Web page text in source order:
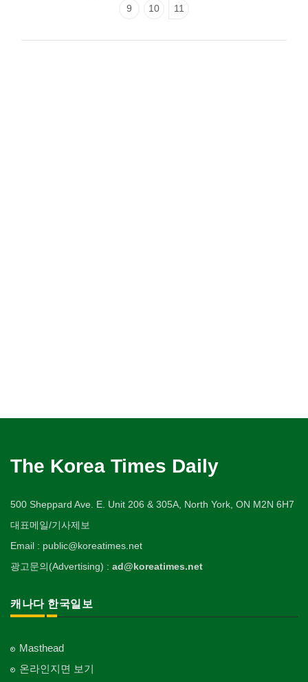
9
10 11
The Korea Times Daily
500 Sheppard Ave. E. Unit 206 & 305A, North York, ON M2N 6H7
대표메일/기사제보
Email : public@koreatimes.net
광고문의(Advertising) : ad@koreatimes.net
캐나다 한국일보
Masthead
온라인지면 보기